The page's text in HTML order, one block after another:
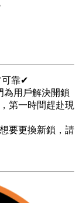
靠✔
為用戶解決開鎖
第一時間趕赴現
要更換新鎖，請